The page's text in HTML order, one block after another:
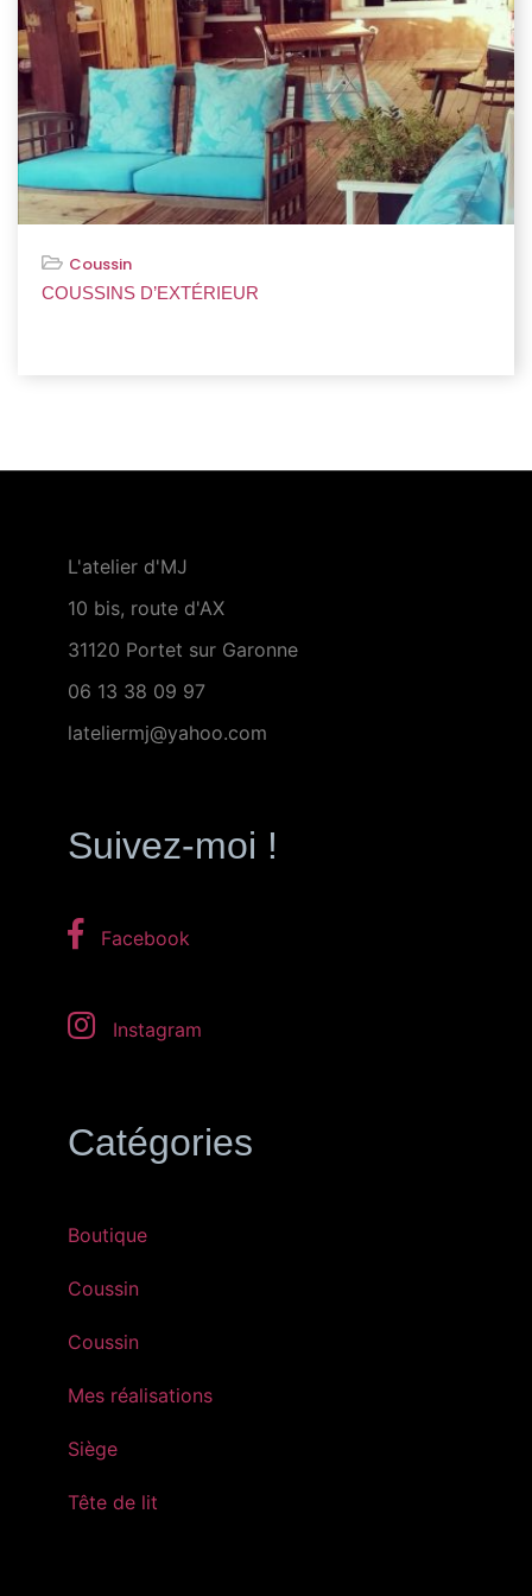
Coussin
COUSSINS D’EXTÉRIEUR
L'atelier d'MJ
10 bis, route d'AX
31120 Portet sur Garonne
06 13 38 09 97
lateliermj@yahoo.com
Suivez-moi !
Facebook
Instagram
Catégories
Boutique
Coussin
Coussin
Mes réalisations
Siège
Tête de lit